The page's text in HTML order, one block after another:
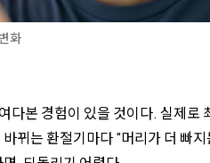
화
본 경험이 있을 것이다. 실제로
뀌는 환절기마다 "머리가 더 빠